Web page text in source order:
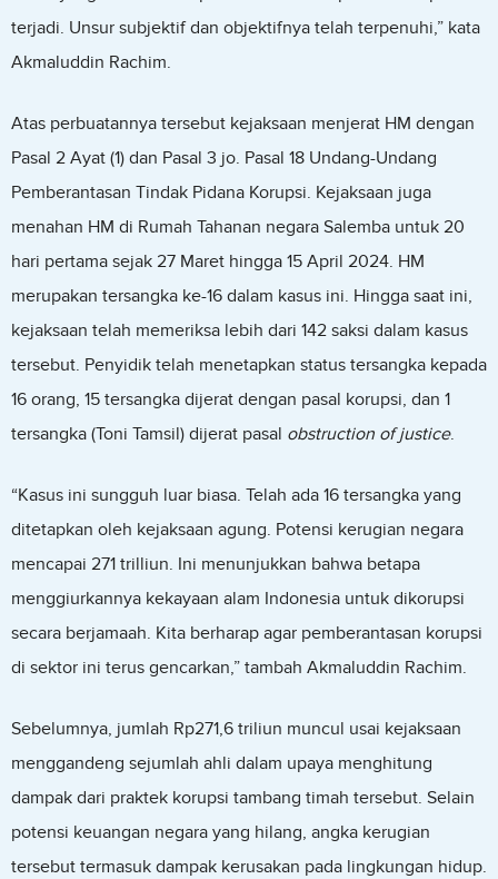
terjadi. Unsur subjektif dan objektifnya telah terpenuhi,” kata
Akmaluddin Rachim.
Atas perbuatannya tersebut kejaksaan menjerat HM dengan
Pasal 2 Ayat (1) dan Pasal 3 jo. Pasal 18 Undang-Undang
Pemberantasan Tindak Pidana Korupsi. Kejaksaan juga
menahan HM di Rumah Tahanan negara Salemba untuk 20
hari pertama sejak 27 Maret hingga 15 April 2024. HM
merupakan tersangka ke-16 dalam kasus ini. Hingga saat ini,
kejaksaan telah memeriksa lebih dari 142 saksi dalam kasus
tersebut. Penyidik telah menetapkan status tersangka kepada
16 orang, 15 tersangka dijerat dengan pasal korupsi, dan 1
tersangka (Toni Tamsil) dijerat pasal obstruction of justice.
“Kasus ini sungguh luar biasa. Telah ada 16 tersangka yang
ditetapkan oleh kejaksaan agung. Potensi kerugian negara
mencapai 271 trilliun. Ini menunjukkan bahwa betapa
menggiurkannya kekayaan alam Indonesia untuk dikorupsi
secara berjamaah. Kita berharap agar pemberantasan korupsi
di sektor ini terus gencarkan,” tambah Akmaluddin Rachim.
Sebelumnya, jumlah Rp271,6 triliun muncul usai kejaksaan
menggandeng sejumlah ahli dalam upaya menghitung
dampak dari praktek korupsi tambang timah tersebut. Selain
potensi keuangan negara yang hilang, angka kerugian
tersebut termasuk dampak kerusakan pada lingkungan hidup.